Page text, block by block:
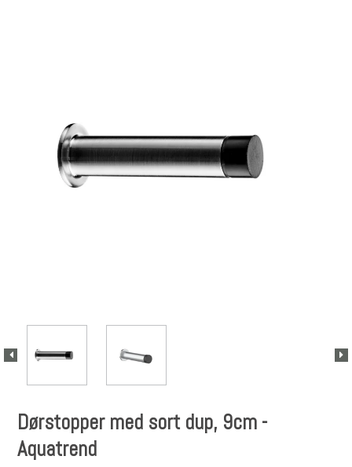
Dørstopper med sort dup, 9cm -
Aquatrend